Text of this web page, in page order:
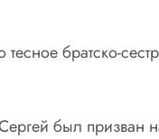
братско-
был призван